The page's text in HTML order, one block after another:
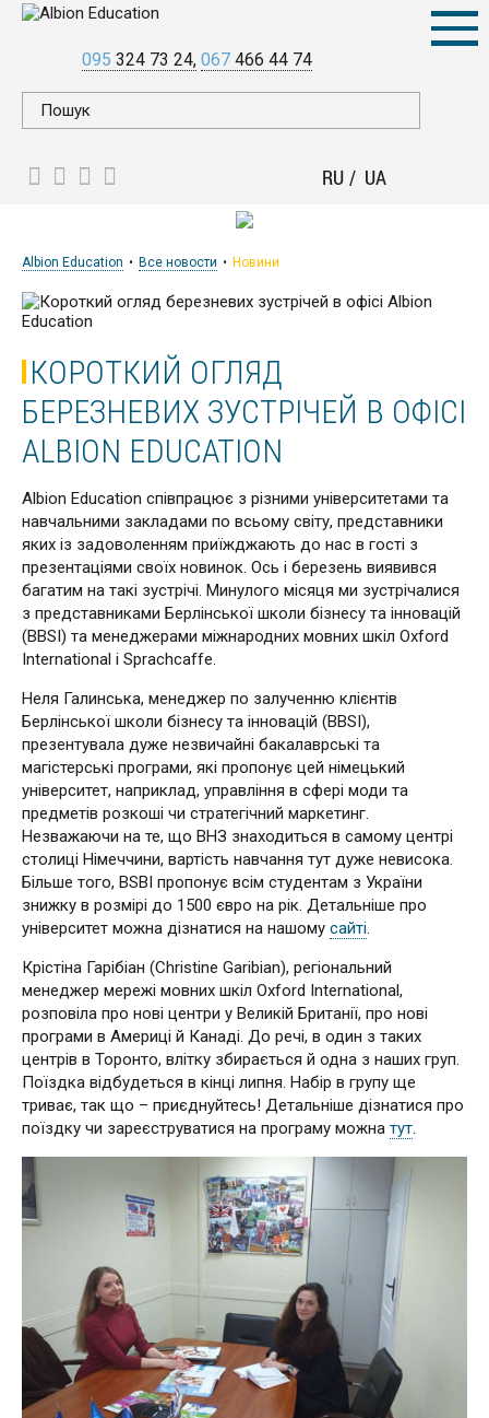
095 324 73 24 067 466 44 74
RU UA
Albion Education Все новости Новини
КОРОТКИЙ ОГЛЯД
БЕРЕЗНЕВИХ ЗУСТРІЧЕЙ В ОФІСІ
ALBION EDUCATION
Albion Education співпрацює з різними університетами та
навчальними закладами по всьому світу, представники
яких із задоволенням приїжджають до нас в гості з
презентаціями своїх новинок. Ось і березень виявився
багатим на такі зустрічі. Минулого місяця ми зустрічалися
з представниками Берлінської школи бізнесу та інновацій
(BBSI) та менеджерами міжнародних мовних шкіл Oxford
International і Sprachcaffe.
Неля Галинська, менеджер по залученню клієнтів
Берлінської школи бізнесу та інновацій (BBSI),
презентувала дуже незвичайні бакалаврські та
магістерські програми, які пропонує цей німецький
університет, наприклад, управління в сфері моди та
предметів розкоші чи стратегічний маркетинг.
Незважаючи на те, що ВНЗ знаходиться в самому центрі
столиці Німеччини, вартість навчання тут дуже невисока.
Більше того, BSBI пропонує всім студентам з України
знижку в розмірі до 1500 євро на рік. Детальніше про
університет можна дізнатися на нашому сайті.
Крістіна Гарібіан (Christine Garibian), регіональний
менеджер мережі мовних шкіл Oxford International,
розповіла про нові центри у Великій Британії, про нові
програми в Америці й Канаді. До речі, в один з таких
центрів в Торонто, влітку збирається й одна з наших груп.
Поїздка відбудеться в кінці липня. Набір в групу ще
триває, так що – приєднуйтесь! Детальніше дізнатися про
поїздку чи зареєструватися на програму можна тут.